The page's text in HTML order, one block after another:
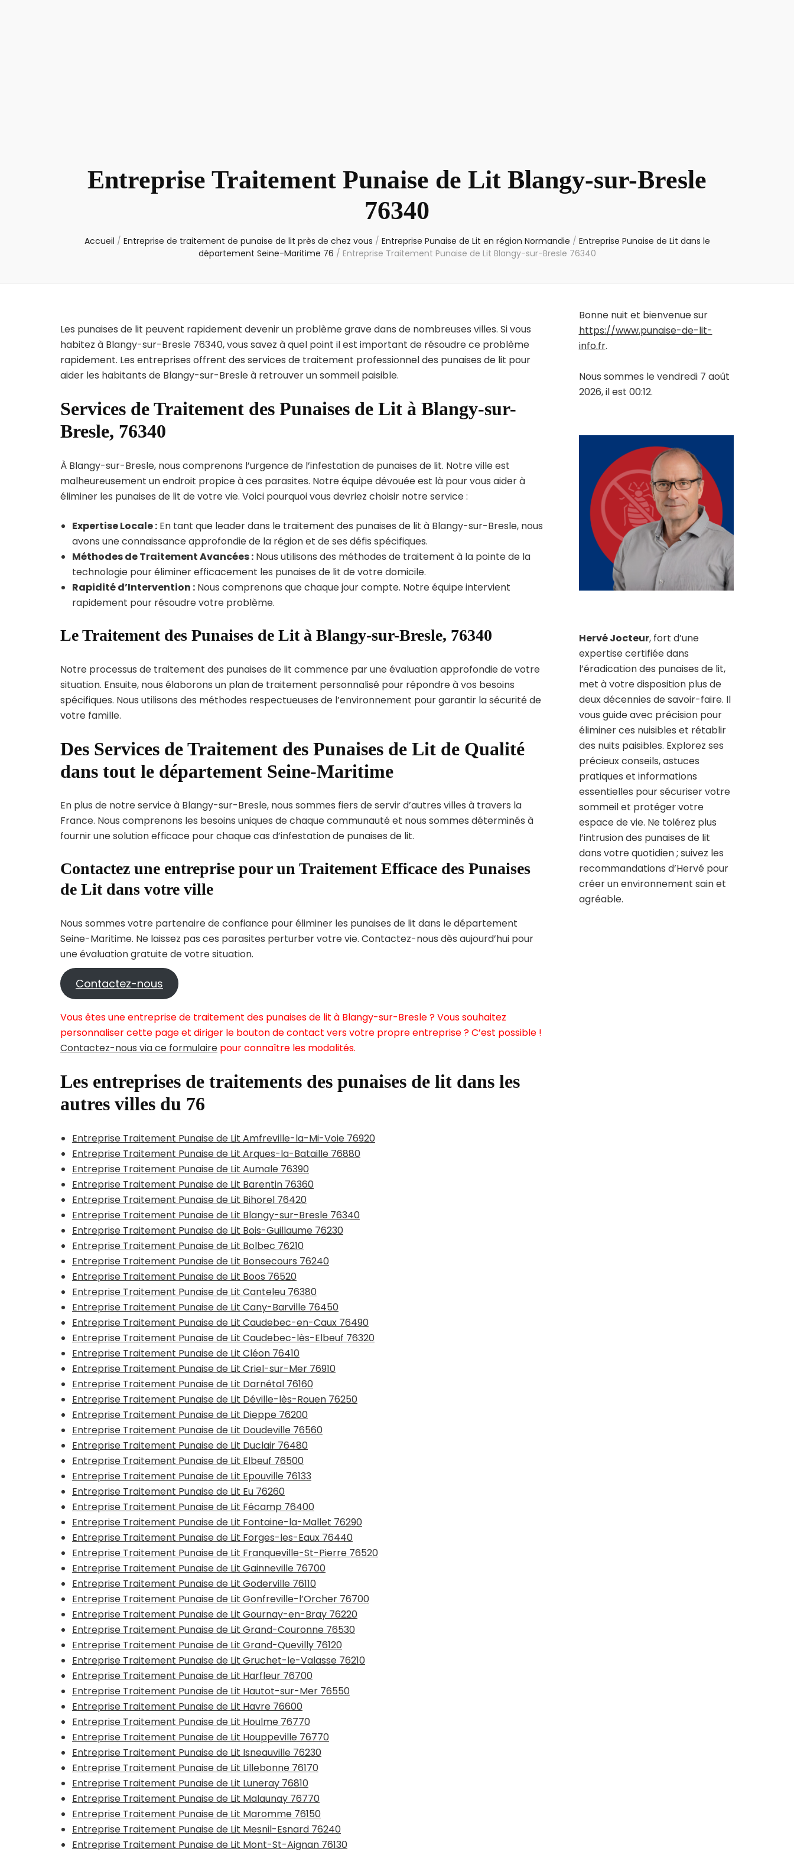
Entreprise Traitement Punaise de Lit Blangy-sur-Bresle
76340
Accueil / Entreprise de traitement de punaise de lit près de chez vous / Entreprise Punaise de Lit en région Normandie / Entreprise Punaise de Lit dans le
département Seine-Maritime 76 / Entreprise Traitement Punaise de Lit Blangy-sur-Bresle 76340
Les punaises de lit peuvent rapidement devenir un problème grave dans de nombreuses villes. Si vous
habitez à Blangy-sur-Bresle 76340, vous savez à quel point il est important de résoudre ce problème
rapidement. Les entreprises offrent des services de traitement professionnel des punaises de lit pour
aider les habitants de Blangy-sur-Bresle à retrouver un sommeil paisible.
Services de Traitement des Punaises de Lit à Blangy-sur-
Bresle, 76340
À Blangy-sur-Bresle, nous comprenons l’urgence de l’infestation de punaises de lit. Notre ville est
malheureusement un endroit propice à ces parasites. Notre équipe dévouée est là pour vous aider à
éliminer les punaises de lit de votre vie. Voici pourquoi vous devriez choisir notre service :
Expertise Locale : En tant que leader dans le traitement des punaises de lit à Blangy-sur-Bresle, nous
avons une connaissance approfondie de la région et de ses défis spécifiques.
Méthodes de Traitement Avancées : Nous utilisons des méthodes de traitement à la pointe de la
technologie pour éliminer efficacement les punaises de lit de votre domicile.
Rapidité d’Intervention : Nous comprenons que chaque jour compte. Notre équipe intervient
rapidement pour résoudre votre problème.
Le Traitement des Punaises de Lit à Blangy-sur-Bresle, 76340
Notre processus de traitement des punaises de lit commence par une évaluation approfondie de votre
situation. Ensuite, nous élaborons un plan de traitement personnalisé pour répondre à vos besoins
spécifiques. Nous utilisons des méthodes respectueuses de l’environnement pour garantir la sécurité de
votre famille.
Des Services de Traitement des Punaises de Lit de Qualité
dans tout le département Seine-Maritime
En plus de notre service à Blangy-sur-Bresle, nous sommes fiers de servir d’autres villes à travers la
France. Nous comprenons les besoins uniques de chaque communauté et nous sommes déterminés à
fournir une solution efficace pour chaque cas d’infestation de punaises de lit.
Contactez une entreprise pour un Traitement Efficace des Punaises
de Lit dans votre ville
Nous sommes votre partenaire de confiance pour éliminer les punaises de lit dans le département
Seine-Maritime. Ne laissez pas ces parasites perturber votre vie. Contactez-nous dès aujourd’hui pour
une évaluation gratuite de votre situation.
Contactez-nous
Vous êtes une entreprise de traitement des punaises de lit à Blangy-sur-Bresle ? Vous souhaitez
personnaliser cette page et diriger le bouton de contact vers votre propre entreprise ? C’est possible !
Contactez-nous via ce formulaire pour connaître les modalités.
Les entreprises de traitements des punaises de lit dans les
autres villes du 76
Entreprise Traitement Punaise de Lit Amfreville-la-Mi-Voie 76920
Entreprise Traitement Punaise de Lit Arques-la-Bataille 76880
Entreprise Traitement Punaise de Lit Aumale 76390
Entreprise Traitement Punaise de Lit Barentin 76360
Entreprise Traitement Punaise de Lit Bihorel 76420
Entreprise Traitement Punaise de Lit Blangy-sur-Bresle 76340
Entreprise Traitement Punaise de Lit Bois-Guillaume 76230
Entreprise Traitement Punaise de Lit Bolbec 76210
Entreprise Traitement Punaise de Lit Bonsecours 76240
Entreprise Traitement Punaise de Lit Boos 76520
Entreprise Traitement Punaise de Lit Canteleu 76380
Entreprise Traitement Punaise de Lit Cany-Barville 76450
Entreprise Traitement Punaise de Lit Caudebec-en-Caux 76490
Entreprise Traitement Punaise de Lit Caudebec-lès-Elbeuf 76320
Entreprise Traitement Punaise de Lit Cléon 76410
Entreprise Traitement Punaise de Lit Criel-sur-Mer 76910
Entreprise Traitement Punaise de Lit Darnétal 76160
Entreprise Traitement Punaise de Lit Déville-lès-Rouen 76250
Entreprise Traitement Punaise de Lit Dieppe 76200
Entreprise Traitement Punaise de Lit Doudeville 76560
Entreprise Traitement Punaise de Lit Duclair 76480
Entreprise Traitement Punaise de Lit Elbeuf 76500
Entreprise Traitement Punaise de Lit Epouville 76133
Entreprise Traitement Punaise de Lit Eu 76260
Entreprise Traitement Punaise de Lit Fécamp 76400
Entreprise Traitement Punaise de Lit Fontaine-la-Mallet 76290
Entreprise Traitement Punaise de Lit Forges-les-Eaux 76440
Entreprise Traitement Punaise de Lit Franqueville-St-Pierre 76520
Entreprise Traitement Punaise de Lit Gainneville 76700
Entreprise Traitement Punaise de Lit Goderville 76110
Entreprise Traitement Punaise de Lit Gonfreville-l’Orcher 76700
Entreprise Traitement Punaise de Lit Gournay-en-Bray 76220
Entreprise Traitement Punaise de Lit Grand-Couronne 76530
Entreprise Traitement Punaise de Lit Grand-Quevilly 76120
Entreprise Traitement Punaise de Lit Gruchet-le-Valasse 76210
Entreprise Traitement Punaise de Lit Harfleur 76700
Entreprise Traitement Punaise de Lit Hautot-sur-Mer 76550
Entreprise Traitement Punaise de Lit Havre 76600
Entreprise Traitement Punaise de Lit Houlme 76770
Entreprise Traitement Punaise de Lit Houppeville 76770
Entreprise Traitement Punaise de Lit Isneauville 76230
Entreprise Traitement Punaise de Lit Lillebonne 76170
Entreprise Traitement Punaise de Lit Luneray 76810
Entreprise Traitement Punaise de Lit Malaunay 76770
Entreprise Traitement Punaise de Lit Maromme 76150
Entreprise Traitement Punaise de Lit Mesnil-Esnard 76240
Entreprise Traitement Punaise de Lit Mont-St-Aignan 76130
Bonne nuit et bienvenue sur
https://www.punaise-de-lit-
info.fr.
Nous sommes le vendredi 7 août
2026, il est 00:12.
Hervé Jocteur, fort d’une
expertise certifiée dans
l’éradication des punaises de lit,
met à votre disposition plus de
deux décennies de savoir-faire. Il
vous guide avec précision pour
éliminer ces nuisibles et rétablir
des nuits paisibles. Explorez ses
précieux conseils, astuces
pratiques et informations
essentielles pour sécuriser votre
sommeil et protéger votre
espace de vie. Ne tolérez plus
l’intrusion des punaises de lit
dans votre quotidien ; suivez les
recommandations d’Hervé pour
créer un environnement sain et
agréable.